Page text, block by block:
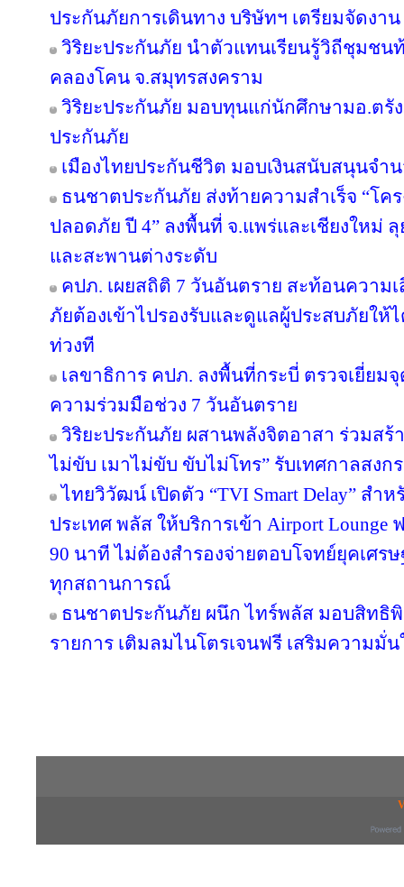
ประกันภัยการเดินทาง บริษัทฯ เตรียมจัดงาน
วิริยะประกันภัย นำตัวแทนเรียนรู้วิถีชุมชน
คลองโคน จ.สมุทรสงคราม
วิริยะประกันภัย มอบทุนแก่นักศึกษามอ.ตรั
ประกันภัย
เมืองไทยประกันชีวิต มอบเงินสนับสนุนจำน
ธนชาตประกันภัย ส่งท้ายความสำเร็จ “โค
ปลอดภัย ปี 4” ลงพื้นที่ จ.แพร่และเชียงใหม่
และสะพานต่างระดับ
คปภ. เผยสถิติ 7 วันอันตราย สะท้อนความ
ภัยต้องเข้าไปรองรับและดูแลผู้ประสบภัยให้
ท่วงที
เลขาธิการ คปภ. ลงพื้นที่กระบี่ ตรวจเยี่ย
ความร่วมมือช่วง 7 วันอันตราย
วิริยะประกันภัย ผสานพลังจิตอาสา ร่วมส
ไม่ขับ เมาไม่ขับ ขับไม่โทร” รับเทศกาลสงก
ไทยวิวัฒน์ เปิดตัว “TVI Smart Delay” สำ
ประเทศ พลัส ให้บริการเข้า Airport
90 นาที ไม่ต้องสำรองจ่ายตอบโจทย์ยุคเศ
ทุกสถานการณ์
ธนชาตประกันภัย ผนึก ไทร์พลัส มอบสิทธิ
รายการ เติมลมไนโตรเจนฟรี เสริมความมั่